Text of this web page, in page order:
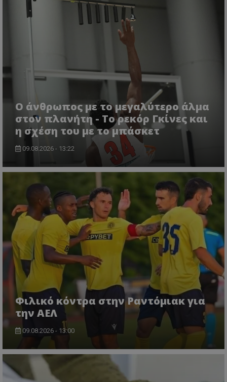
Ο άνθρωπος με το μεγαλύτερο άλμα
στον πλανήτη - Το ρεκόρ Γκίνες και
η σχέση του με το μπάσκετ
09.08.2026 - 13:22
Φιλικό κόντρα στην Ραντόμιακ για
την ΑΕΛ
09.08.2026 - 13:00